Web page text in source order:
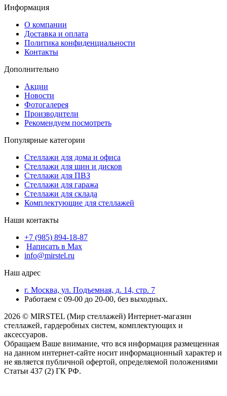
Информация
О компании
Доставка и оплата
Политика конфиденциальности
Контакты
Дополнительно
Акции
Новости
Фотогалерея
Производители
Рекомендуем посмотреть
Популярные категории
Стеллажи для дома и офиса
Стеллажи для шин и дисков
Стеллажи для ПВЗ
Стеллажи для гаража
Стеллажи для склада
Комплектующие для стеллажей
Наши контакты
+7 (985) 894-18-87
Написать в Max
info@mirstel.ru
Наш адрес
г. Москва, ул. Подъемная, д. 14, стр. 7
Работаем с 09-00 до 20-00, без выходных.
2026 © MIRSTEL (Мир стеллажей) Интернет-магазин
стеллажей, гардеробных систем, комплектующих и
аксессуаров.
Обращаем Ваше внимание, что вся информация размещенная
на данном интернет-сайте носит информационный характер и
не является публичной офертой, определяемой положениями
Статьи 437 (2) ГК РФ.